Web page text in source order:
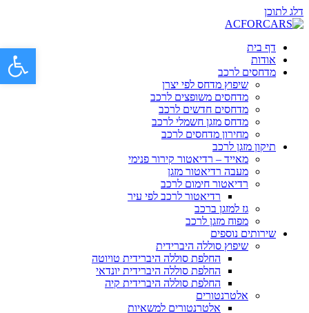
דלג לתוכן
דף בית
אודות
מדחסים לרכב
שיפוץ מדחס לפי יצרן
מדחסים משופצים לרכב
מדחסים חדשים לרכב
מדחס מזגן חשמלי לרכב
מחירון מדחסים לרכב
תיקון מזגן לרכב
מאייד – רדיאטור קירור פנימי
מעבה רדיאטור מזגן
רדיאטור חימום לרכב
רדיאטור לרכב לפי עיר
גז למזגן ברכב
מפוח מזגן לרכב
שירותים נוספים
שיפוץ סוללה היברידית
החלפת סוללה היברידית טויוטה
החלפת סוללה היברידית יונדאי
החלפת סוללה היברידית קיה
אלטרנטורים
אלטרנטורים למשאיות
פתח